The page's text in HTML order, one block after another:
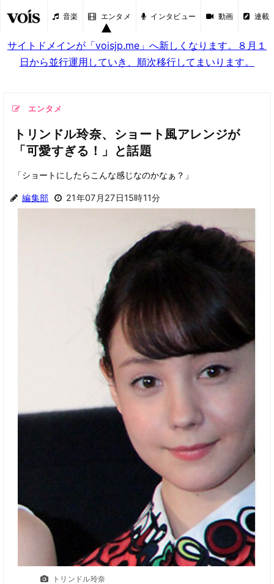
音楽 エンタメ インタビュー 動画 連載
サイトドメインが「voisjp.me」へ新しくなります。８月１
日から並行運用していき、順次移行してまいります。
エンタメ
トリンドル玲奈、ショート風アレンジが
「可愛すぎる！」と話題
「ショートにしたらこんな感じなのかなぁ？」
編集部 21年07月27日15時11分
トリンドル玲奈